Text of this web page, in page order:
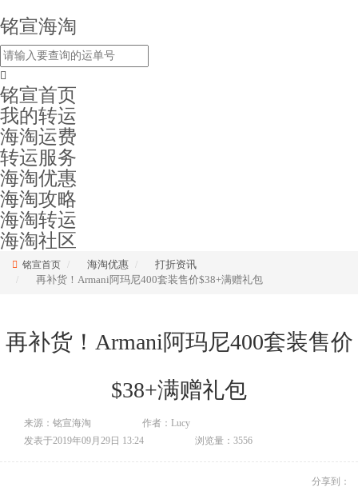
铭宣海淘
铭宣首页
我的转运
海淘运费
转运服务
海淘优惠
海淘攻略
海淘转运
海淘社区
铭宣首页 海淘优惠
打折资讯
再补货！Armani阿玛尼400套装售价$38+满赠礼包
再补货！Armani阿玛尼400套装售价
$38+满赠礼包
来源：铭宣海淘
作者：Lucy
发表于2019年09月29日 13:24
浏览量：3556
分享到：